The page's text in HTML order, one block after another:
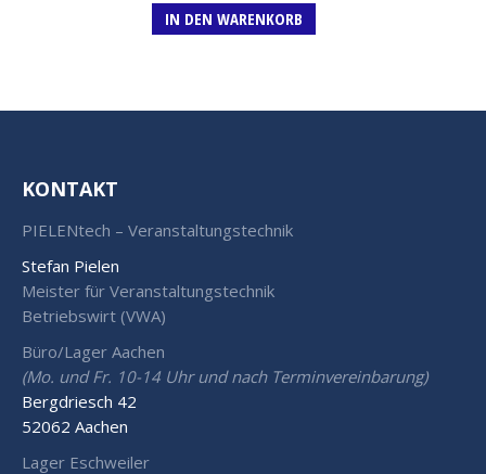
IN DEN WARENKORB
KONTAKT
PIELENtech – Veranstaltungstechnik
Stefan Pielen
Meister für Veranstaltungstechnik
Betriebswirt (VWA)
Büro/Lager Aachen
(Mo. und Fr. 10-14 Uhr und nach Terminvereinbarung)
Bergdriesch 42
52062 Aachen
Lager Eschweiler